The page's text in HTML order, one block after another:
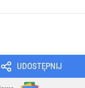
UDOSTĘPNIJ